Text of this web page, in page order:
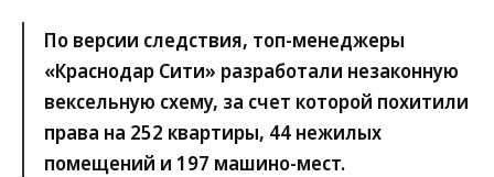
По версии следствия, топ-менеджеры
«Краснодар Сити» разработали незаконную
вексельную схему, за счет которой похитили
права на 252 квартиры, 44 нежилых
помещений и 197 машино-мест.